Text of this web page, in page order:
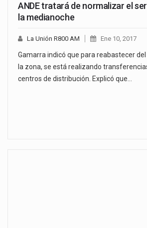
ANDE tratará de normalizar el
la medianoche
La Unión R800 AM Ene 10, 2017
Gamarra indicó que para reabastecer
la zona, se está realizando
centros de distribución. Explicó que…